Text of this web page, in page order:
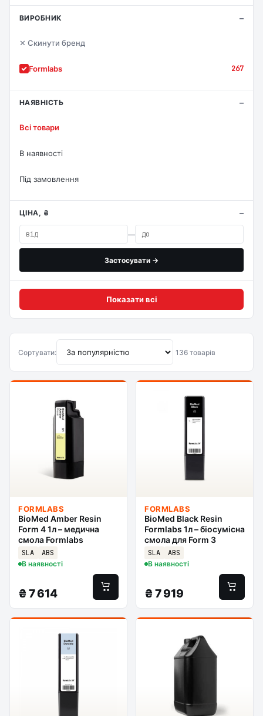
ВИРОБНИК
✕ Скинути бренд
Formlabs 267
НАЯВНІСТЬ
Всі товари
В наявності
Під замовлення
ЦІНА, ₴
—
Застосувати →
Показати всі
Сортувати: 136 товарів
FORMLABS
BioMed Amber Resin
Form 4 1л – медична
смола Formlabs
SLA ABS
В наявності
₴ 7 614
FORMLABS
BioMed Black Resin
Formlabs 1л – біосумісна
смола для Form 3
SLA ABS
В наявності
₴ 7 919